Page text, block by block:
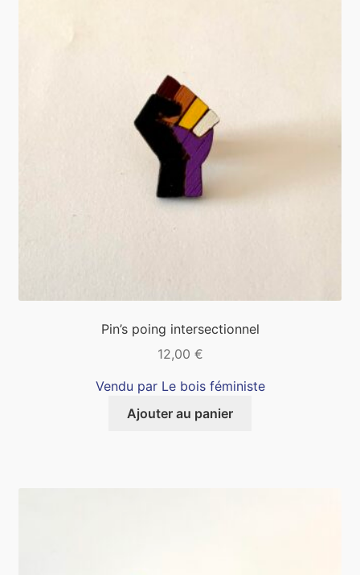
Pin’s poing intersectionnel
12,00 €
Vendu par Le bois féministe
Ajouter au panier